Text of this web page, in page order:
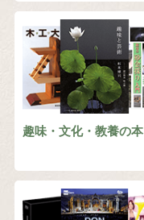
趣味・文化・教養の本